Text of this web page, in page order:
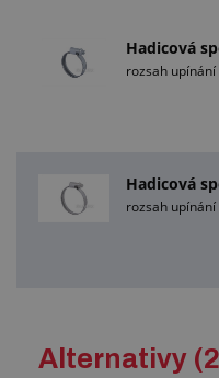
Hadicová
rozsah
Hadicová
rozsah
Alternativy